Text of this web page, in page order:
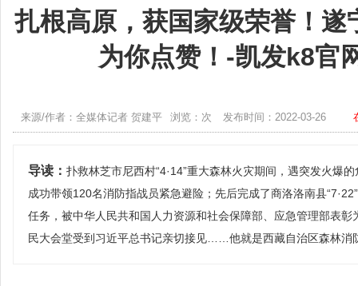
扎根高原，获国家级荣誉！遂
为你点赞！-凯发k8官
来源/作者：全媒体记者 贺建平 浏览：次 发布时间：2022-03-26
导读： 扑救林芝市尼西村“4·14”重大森林火灾期间，遇突发火爆
成功带领120名消防指战员紧急避险；先后完成了商洛洛南县
任务，被中华人民共和国人力资源和社会保障部、应急管理部表彰
民大会堂受到习近平总书记亲切接见……他就是西藏自治区森林消